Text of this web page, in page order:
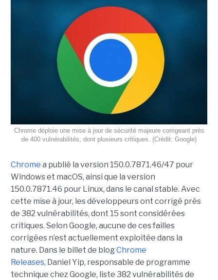
Chrome déploie une mise à jour de sécurité majeure corrigeant près
de 400 vulnérabilités, dont plusieurs critiques. (Crédit: Google)
Chrome a publié la version 150.0.7871.46/47 pour
Windows et macOS, ainsi que la version
150.0.7871.46 pour Linux, dans le canal stable. Avec
cette mise à jour, les développeurs ont corrigé près
de 382 vulnérabilités, dont 15 sont considérées
critiques. Selon Google, aucune de ces failles
corrigées n’est actuellement exploitée dans la
nature. Dans le billet de blogChrome
Releases, Daniel Yip, responsable de programme
technique chez Google, liste 382 vulnérabilités de